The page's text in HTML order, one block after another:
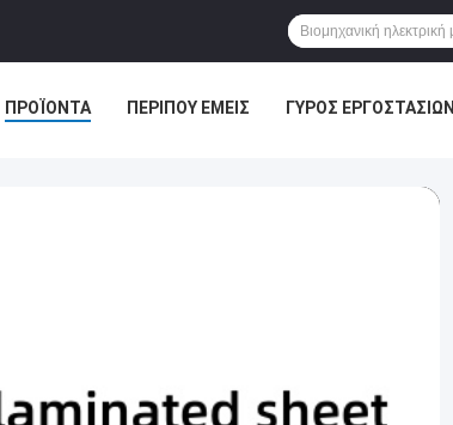
ΠΡΟΪΌΝΤΑ ΠΕΡΊΠΟΥ ΕΜΕΊΣ ΓΎΡΟΣ ΕΡΓΟΣΤΑΣΊΩΝ